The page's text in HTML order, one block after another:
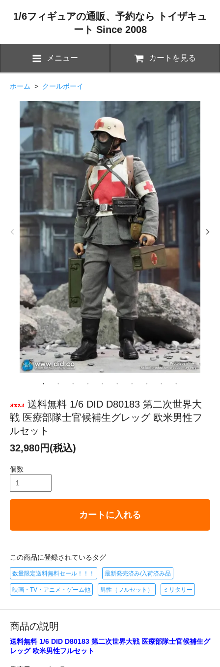
1/6フィギュアの通販、予約なら トイザキュ
ート Since 2008
メニュー カートを見る
ホーム > クールボーイ
送料無料 1/6 DID D80183 第二次世界大
戦 医療部隊士官候補生グレッグ 欧米男性フ
ルセット
32,980円(税込)
個数
カートに入れる
この商品に登録されているタグ
数量限定送料無料セール！！！ 最新発売済み/入荷済み品
映画・TV・アニメ・ゲーム他 男性（フルセット） ミリタリー
商品の説明
送料無料 1/6 DID D80183 第二次世界大戦 医療部隊士官候補生グ
レッグ 欧米男性フルセット